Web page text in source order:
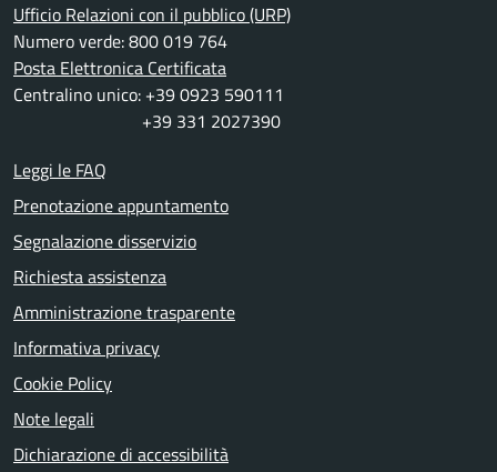
Ufficio Relazioni con il pubblico (URP)
Numero verde: 800 019 764
Posta Elettronica Certificata
Centralino unico: +39 0923 590111
+39 331 2027390
Leggi le FAQ
Prenotazione appuntamento
Segnalazione disservizio
Richiesta assistenza
Amministrazione trasparente
Informativa privacy
Cookie Policy
Note legali
Dichiarazione di accessibilità